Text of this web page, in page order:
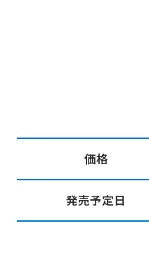
価格
発売予定日